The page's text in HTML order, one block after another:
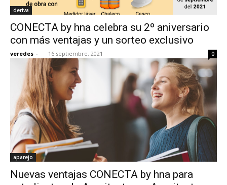
deriva
CONECTA by hna celebra su 2º aniversario
con más ventajas y un sorteo exclusivo
veredes - 16 septiembre, 2021 0
aparejo
Nuevas ventajas CONECTA by hna para